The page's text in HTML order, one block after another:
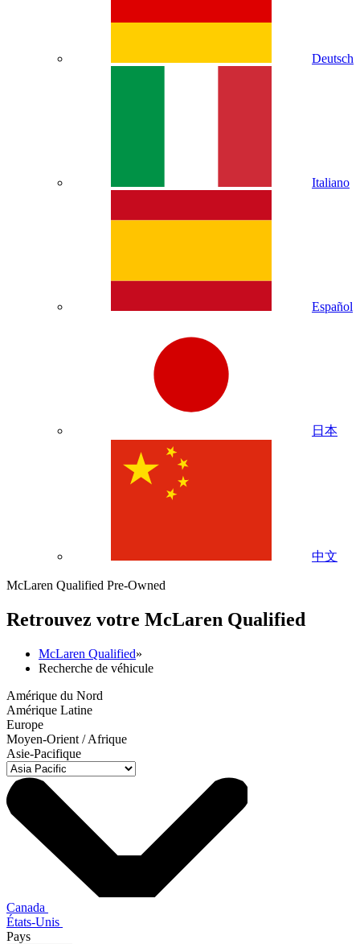
Deutsch
Italiano
Español
日本
中文
McLaren Qualified Pre-Owned
Retrouvez votre McLaren Qualified
McLaren Qualified»
Recherche de véhicule
Amérique du Nord
Amérique Latine
Europe
Moyen-Orient / Afrique
Asie-Pacifique
Canada
États-Unis
Pays